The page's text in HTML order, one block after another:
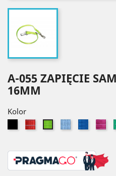
A-055 ZAPIĘCIE
16MM
Kolor
CzarnyCzerwonySeledynowy
Błękitny